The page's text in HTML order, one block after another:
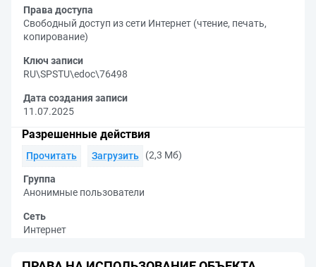
Права доступа
Свободный доступ из сети Интернет (чтение, печать,
копирование)
Ключ записи
RU\SPSTU\edoc\76498
Дата создания записи
11.07.2025
Разрешенные действия
Прочитать Загрузить (2,3 Мб)
Группа
Анонимные пользователи
Сеть
Интернет